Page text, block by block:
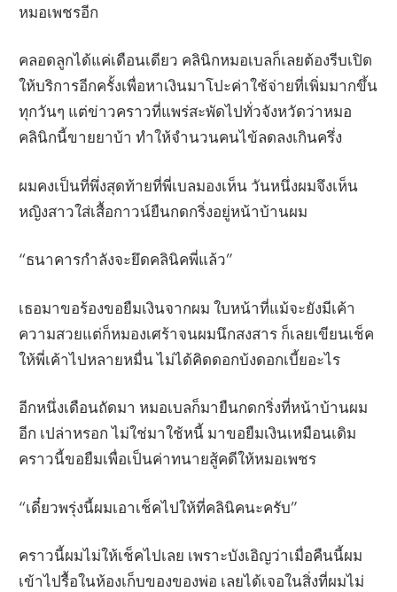
หมอเพชรอีก
คลอดลูกได้แค่เดือนเดียว คลินิกหมอเบลก็เลยต้องรีบเปิด
ให้บริการอีกครั้งเพื่อหาเงินมาโปะค่าใช้จ่ายที่เพิ่มมากขึ้น
ทุกวันๆ แต่ข่าวคราวที่แพร่สะพัดไปทั่วจังหวัดว่าหมอ
คลินิกนี้ขายยาบ้า ทำให้จำนวนคนไข้ลดลงเกินครึ่ง
ผมคงเป็นที่พึ่งสุดท้ายที่พี่เบลมองเห็น วันหนึ่งผมจึงเห็น
หญิงสาวใส่เสื้อกาวน์ยืนกดกริ่งอยู่หน้าบ้านผม
“ธนาคารกำลังจะยึดคลินิคพี่แล้ว”
เธอมาขอร้องขอยืมเงินจากผม ใบหน้าที่แม้จะยังมีเค้า
ความสวยแต่ก็หมองเศร้าจนผมนึกสงสาร ก็เลยเขียนเช็ค
ให้พี่เค้าไปหลายหมื่น ไม่ได้คิดดอกบ้งดอกเบี้ยอะไร
อีกหนึ่งเดือนถัดมา หมอเบลก็มายืนกดกริ่งที่หน้าบ้านผม
อีก เปล่าหรอก ไม่ใช่มาใช้หนี้ มาขอยืมเงินเหมือนเดิม
คราวนี้ขอยืมเพื่อเป็นค่าทนายสู้คดีให้หมอเพชร
“เดี๋ยวพรุ่งนี้ผมเอาเช็คไปให้ที่คลินิคนะครับ”
คราวนี้ผมไม่ให้เช็คไปเลย เพราะบังเอิญว่าเมื่อคืนนี้ผม
เข้าไปรื้อในห้องเก็บของของพ่อ เลยได้เจอในสิ่งที่ผมไม่